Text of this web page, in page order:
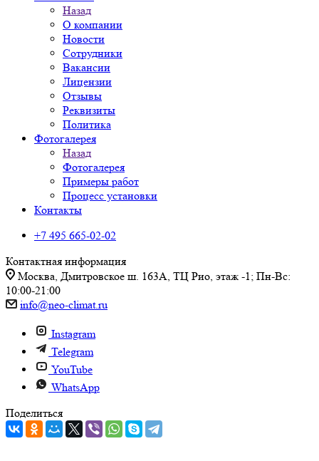
Назад
О компании
Новости
Сотрудники
Вакансии
Лицензии
Отзывы
Реквизиты
Политика
Фотогалерея
Назад
Фотогалерея
Примеры работ
Процесс установки
Контакты
+7 495 665-02-02
Контактная информация
Москва, Дмитровское ш. 163А, ТЦ Рио, этаж -1; Пн-Вс:
10:00-21:00
info@neo-climat.ru
Instagram
Telegram
YouTube
WhatsApp
Поделиться